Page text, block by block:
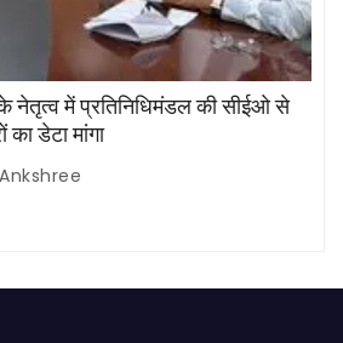
के नेतृत्व में प्रतिनिधिमंडल की सीईओ से
का डेटा मांगा
Ankshree